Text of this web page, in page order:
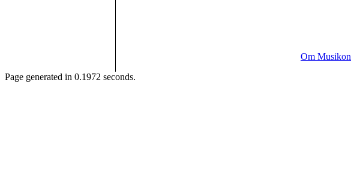
Om Musikon
Page generated in 0.1972 seconds.